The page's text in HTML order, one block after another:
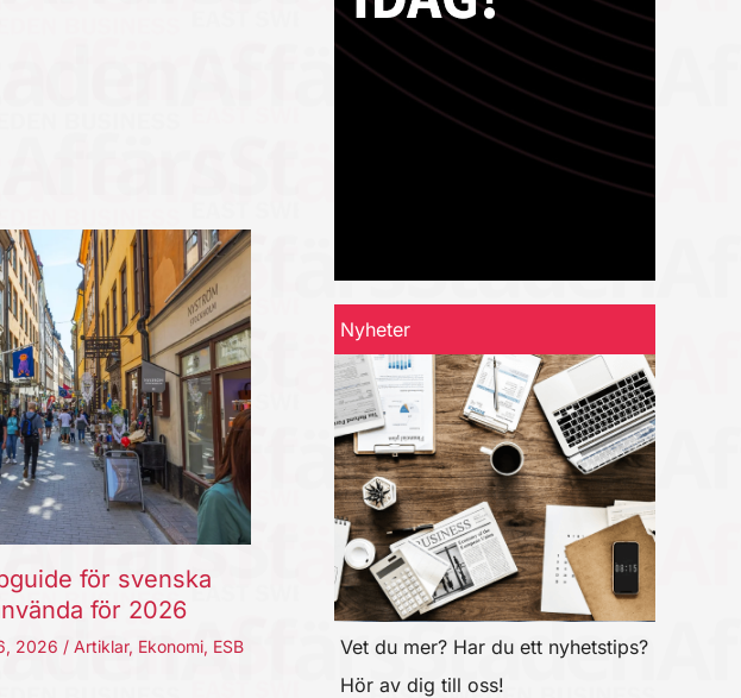
för svenska
för 2026
2026 / Artiklar, Ekonomi, ESB
Nyheter
Vet du mer? Har du ett nyhetstips?
Hör av dig till oss!